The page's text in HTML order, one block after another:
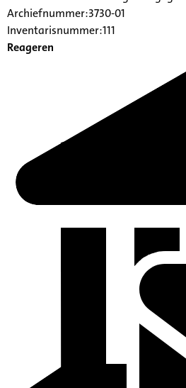
Archiefnummer:3730-01
Inventarisnummer:111
Reageren